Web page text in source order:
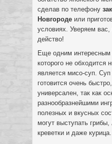
сделав по телефону
Новгороде или
условиях. Уверяем
действо!
Еще одним
которого не обходится
является мисо-суп.
готовится очень
универсален, так как
разнообразнейшими
полезных и вкусных
могут выступать
креветки и даже курица.